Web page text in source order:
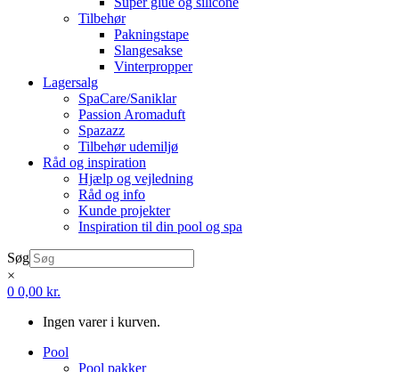
Tilbehør
Pakningstape
Slangesakse
Vinterpropper
Lagersalg
SpaCare/Saniklar
Passion Aromaduft
Spazazz
Tilbehør udemiljø
Råd og inspiration
Hjælp og vejledning
Råd og info
Kunde projekter
Inspiration til din pool og spa
Søg
×
0 0,00 kr.
Ingen varer i kurven.
Pool
Pool pakker